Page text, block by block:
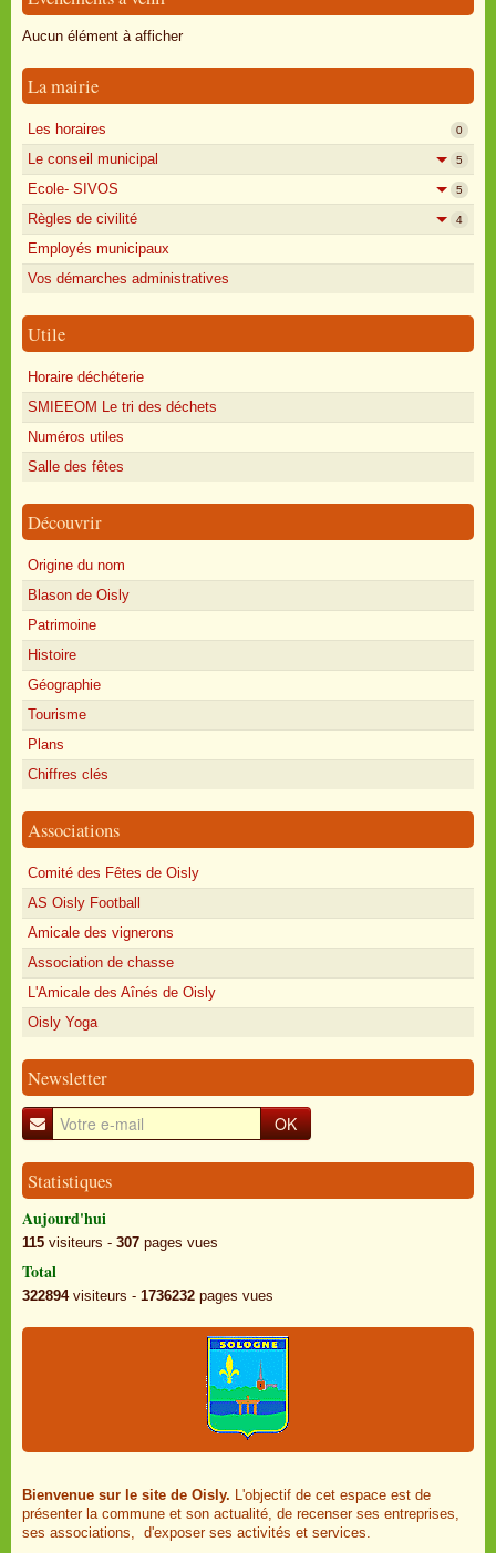
Oisly autrefois
Annonces
Aucun élément à afficher
La mairie
Les horaires 0
Le conseil municipal 5
Ecole- SIVOS 5
Règles de civilité 4
Employés municipaux
Vos démarches administratives
Utile
Horaire déchéterie
SMIEEOM Le tri des déchets
Numéros utiles
Salle des fêtes
Découvrir
Origine du nom
Blason de Oisly
Patrimoine
Histoire
Géographie
Tourisme
Plans
Chiffres clés
Associations
Comité des Fêtes de Oisly
AS Oisly Football
Amicale des vignerons
Association de chasse
L'Amicale des Aînés de Oisly
Oisly Yoga
Newsletter
OK
Statistiques
Aujourd'hui
115 visiteurs - 307 pages vues
Total
322894visiteurs - 1736232 pages vues
Bienvenue sur le site de Oisly. L'objectif de cet espace est de
présenter la commune et son actualité, de recenser ses entreprises,
ses associations, d'exposer ses activités et services.